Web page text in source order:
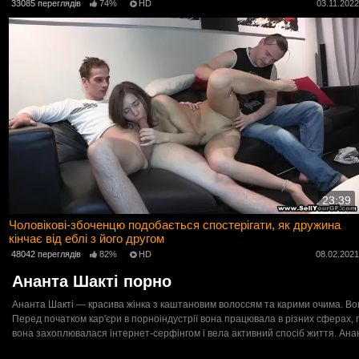
33085 переглядів 74% HD 03.11.2022
23:39
Чоловікові-збоченцю подобається спостерігати, як дружина
кінчає від еблі з його другом
48042 переглядів 82% HD 08.02.2021
Ананта Шакті порно
Ананта Шакті — красива жінка з каштановим волоссям та карими очима.
Перед початком кар'єри в порноіндустрії вона працювала в різних
вона захоплювалася інтернет-серфінгом і вела активний спосіб життя.